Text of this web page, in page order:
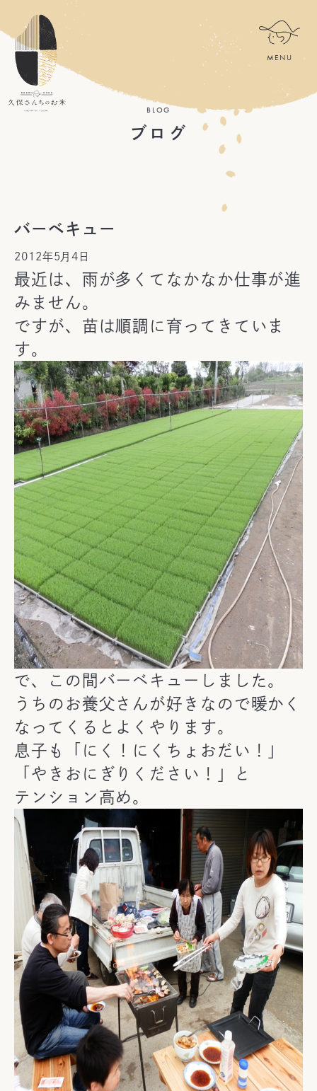
BLOG
ブログ
バーベキュー
2012年5月4日
最近は、雨が多くてなかなか仕事が進
みません。
ですが、苗は順調に育ってきていま
す。
で、この間バーベキューしました。
うちのお養父さんが好きなので暖かく
なってくるとよくやります。
息子も「にく！にくちょおだい！」
「やきおにぎりください！」と
テンション高め。